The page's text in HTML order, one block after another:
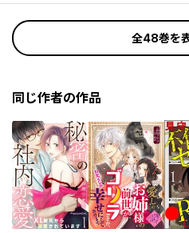
全48巻を
同じ作者の作品